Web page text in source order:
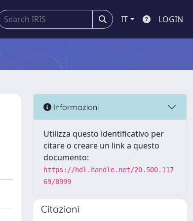
IT LOGIN
Informazioni
Utilizza questo identificativo per
citare o creare un link a questo
documento:
https://hdl.handle.net/20.500.117
69/8999
Citazioni